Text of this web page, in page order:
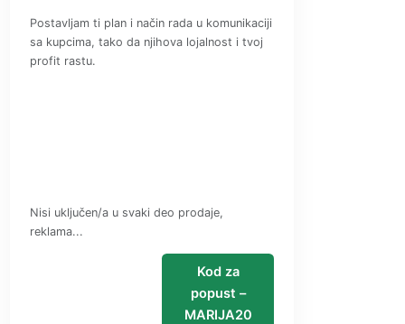
Postavljam ti plan i način rada u komunikaciji
sa kupcima, tako da njihova lojalnost i tvoj
profit rastu.
Nisi uključen/a u svaki deo prodaje,
reklama...
Kod za
popust –
MARIJA20